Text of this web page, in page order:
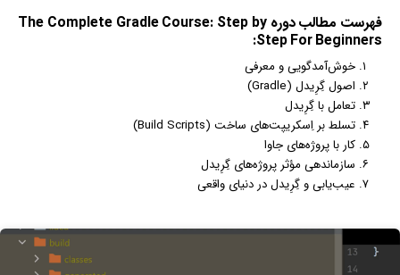
فهرست مطالب دوره The Complete Gradle Course: Step by
Step For Beginners:
خوش‌آمدگویی و معرفی
اصول گِرِیدل (Gradle)
تعامل با گِرِیدل
تسلط بر اِسکریپت‌های ساخت (Build Scripts)
کار با پروژه‌های جاوا
سازماندهی مؤثر پروژه‌های گِرِیدل
عیب‌یابی و گِرِیدل در دنیای واقعی